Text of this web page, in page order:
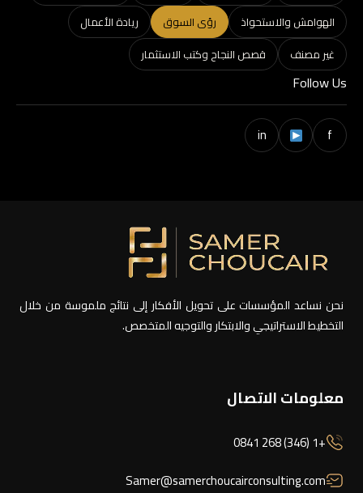
الهوامش والاستحواذ
رؤى السوق
ريادة الأعمال
غير مصنف
قصص النجاح وكتب الاستثمار
Follow Us
f
in
نحن نساعد المؤسسات على تحويل الأفكار إلى نتائج ملموسة من خلال
التخطيط الاستراتيجي والابتكار والتوجيه المتخصص.
معلومات الاتصال
+1 (346) 268 0841
Samer@samerchoucairconsulting.com